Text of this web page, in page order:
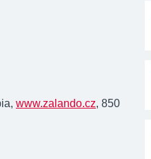
www.zalando.cz, 850